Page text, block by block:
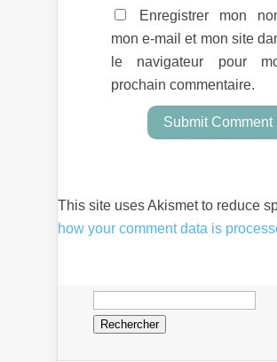
Enregistrer mon
mon e-mail et mon site
le navigateur pour
prochain commentaire.
This site uses Akismet to reduce
how your comment data is
Rechercher :